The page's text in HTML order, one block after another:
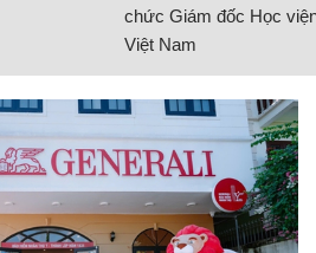
chức Giám đốc Học
Việt Nam